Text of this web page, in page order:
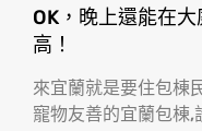
OK，晚上還能在
高！
來宜蘭就是要住包棟
寵物友善的宜蘭包棟